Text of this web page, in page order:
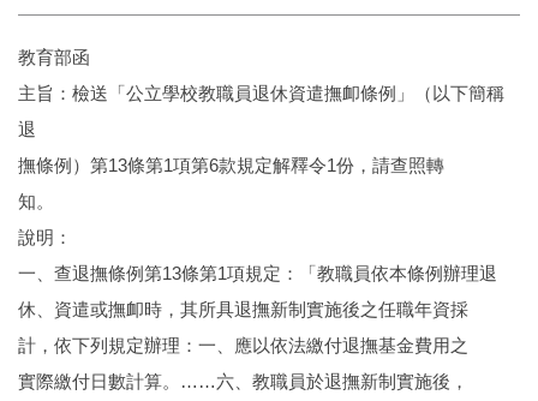
教育部函
主旨：檢送「公立學校教職員退休資遣撫卹條例」（以下簡稱
退
撫條例）第13條第1項第6款規定解釋令1份，請查照轉
知。
說明：
一、查退撫條例第13條第1項規定：「教職員依本條例辦理退
休、資遣或撫卹時，其所具退撫新制實施後之任職年資採
計，依下列規定辦理：一、應以依法繳付退撫基金費用之
實際繳付日數計算。……六、教職員於退撫新制實施後，